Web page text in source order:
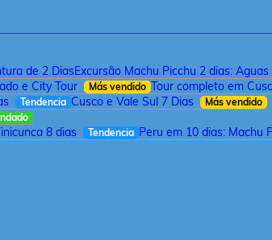
de 2 DiasExcursão Machu Picchu 2 dias:
e City Tour Más vendido Tour completo em
Tendencia Cusco e Vale Sul 7 Dias Más vendido
8 dias Tendencia Peru em 10 dias: Machu